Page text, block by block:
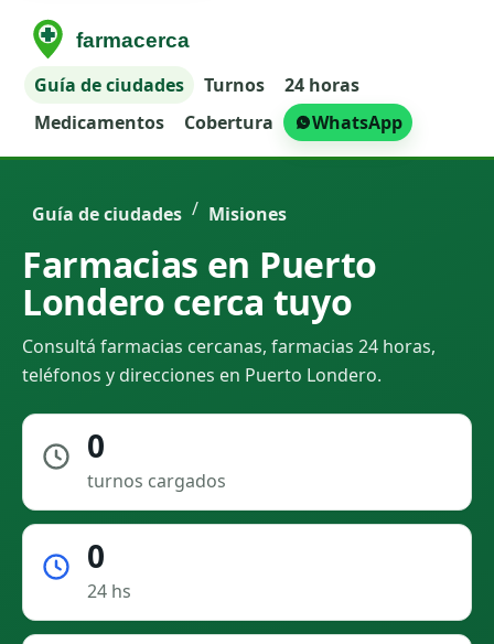
Guía de ciudades Turnos
24 horas
Medicamentos
Cobertura WhatsApp
Guía de ciudades / Misiones
Farmacias en Puerto
Londero cerca tuyo
Consultá farmacias cercanas, farmacias 24 horas,
teléfonos y direcciones en Puerto Londero.
0
turnos cargados
0
24 hs